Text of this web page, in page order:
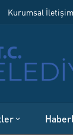
Kurumsal İletişim